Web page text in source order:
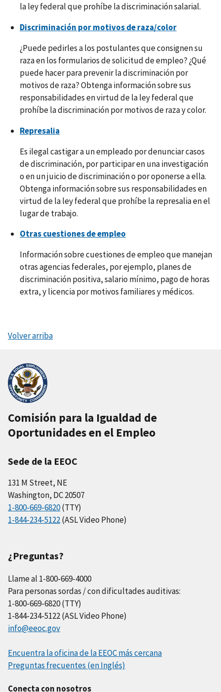
la ley federal que prohíbe la discriminación salarial.
Discriminación por motivos de raza/color
¿Puede pedirles a los postulantes que consignen su
raza en los formularios de solicitud de empleo? ¿Qué
puede hacer para prevenir la discriminación por
motivos de raza? Obtenga información sobre sus
responsabilidades en virtud de la ley federal que
prohíbe la discriminación por motivos de raza y color.
Represalia
Es ilegal castigar a un empleado por denunciar casos
de discriminación, por participar en una investigación
o en un juicio de discriminación o por oponerse a ella.
Obtenga información sobre sus responsabilidades en
virtud de la ley federal que prohíbe la represalia en el
lugar de trabajo.
Otras cuestiones de empleo
Información sobre cuestiones de empleo que manejan
otras agencias federales, por ejemplo, planes de
discriminación positiva, salario mínimo, pago de horas
extra, y licencia por motivos familiares y médicos.
Volver arriba
Comisión para la Igualdad de
Oportunidades en el Empleo
Sede de la EEOC
131 M Street, NE
Washington, DC 20507
1-800-669-6820(TTY)
1-844-234-5122(ASL Video Phone)
¿Preguntas?
Llame al 1-800-669-4000
Para personas sordas / con dificultades auditivas:
1-800-669-6820 (TTY)
1-844-234-5122 (ASL Video Phone)
info@eeoc.gov
Encuentra la oficina de la EEOC más cercana
Preguntas frecuentes (en Inglés)
Conecta con nosotros